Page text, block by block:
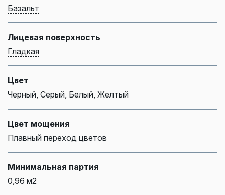
Базальт
Лицевая поверхность
Гладкая
Цвет
Черный Серый Белый Желтый
Цвет мощения
Плавный переход цветов
Минимальная партия
0,96 м2